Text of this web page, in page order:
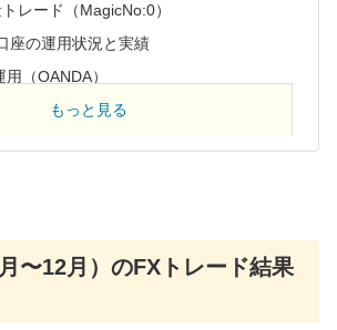
レード（MagicNo:0）
座の運用状況と実績
用（OANDA）
トレード（MagicNo:0）
Japan（高機能・裁量派に人気）
のご案内
「EA vs 裁量」の違いが色濃く出た3
もっと見る
〜12月）のFXトレード結果